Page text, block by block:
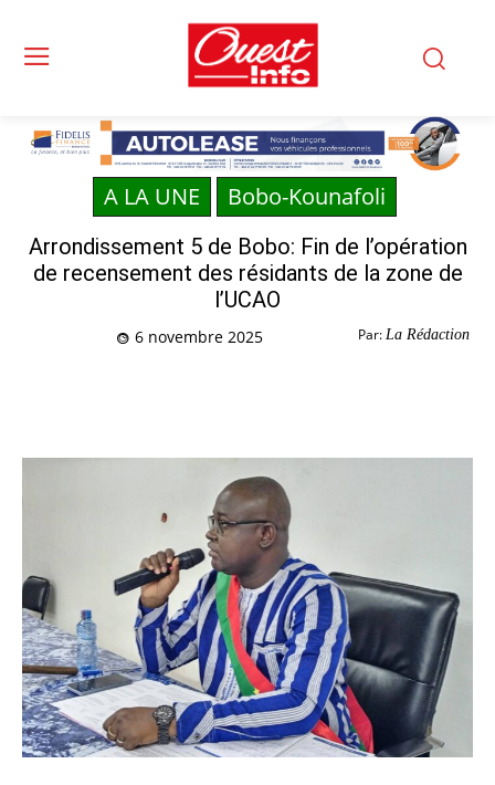
A LA UNE Bobo-Kounafoli
Arrondissement 5 de Bobo: Fin de l’opération
de recensement des résidants de la zone de
l’UCAO
Par: La Rédaction
6 novembre 2025